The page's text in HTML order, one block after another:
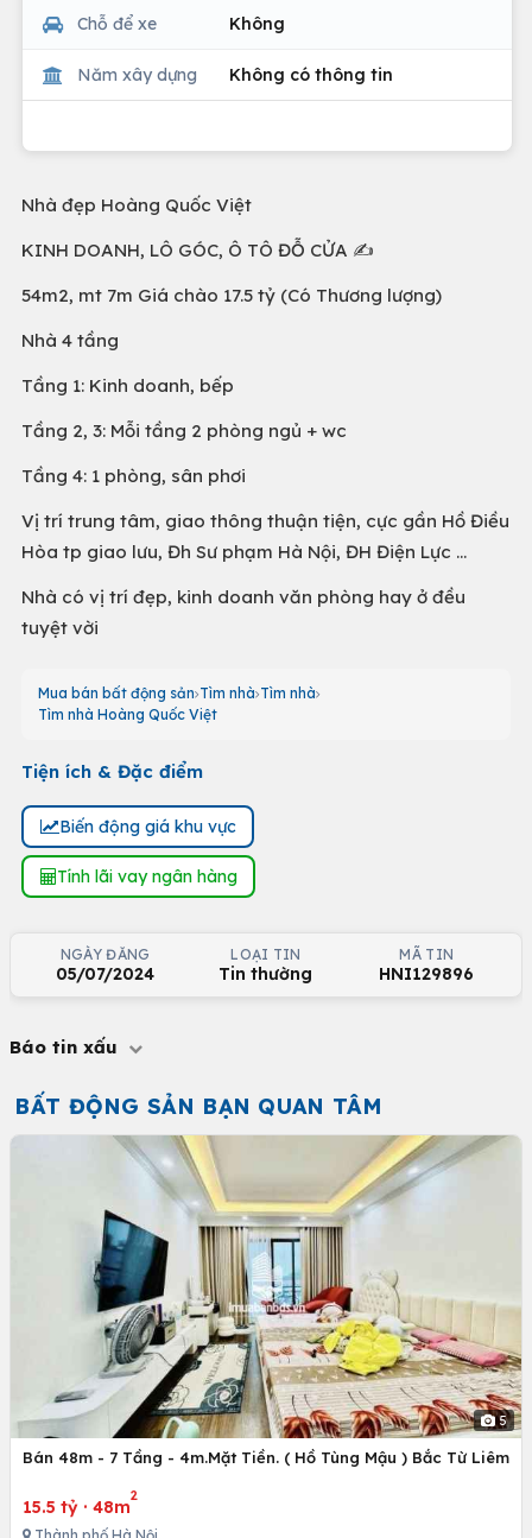
Chỗ để xe Không
Năm xây dựng Không có thông tin
Nhà đẹp Hoàng Quốc Việt
KINH DOANH, LÔ GÓC, Ô TÔ ĐỖ CỬA ✍
54m2, mt 7m Giá chào 17.5 tỷ (Có Thương lượng)
Nhà 4 tầng
Tầng 1: Kinh doanh, bếp
Tầng 2, 3: Mỗi tầng 2 phòng ngủ + wc
Tầng 4: 1 phòng, sân phơi
Vị trí trung tâm, giao thông thuận tiện, cực gần Hồ Điều
Hòa tp giao lưu, Đh Sư phạm Hà Nội, ĐH Điện Lực ...
Nhà có vị trí đẹp, kinh doanh văn phòng hay ở đều
tuyệt vời
Mua bán bất động sản Tìm nhà Tìm nhà
Tìm nhà Hoàng Quốc Việt
Tiện ích & Đặc điểm
Biến động giá khu vực
Tính lãi vay ngân hàng
NGÀY ĐĂNG
05/07/2024
LOẠI TIN
Tin thường
MÃ TIN
HNI129896
Báo tin xấu
BẤT ĐỘNG SẢN BẠN QUAN TÂM
5
Bán 48m - 7 Tầng - 4m.Mặt Tiền. ( Hồ Tùng Mậu ) Bắc Từ Liêm
15.5 tỷ · 48m
2